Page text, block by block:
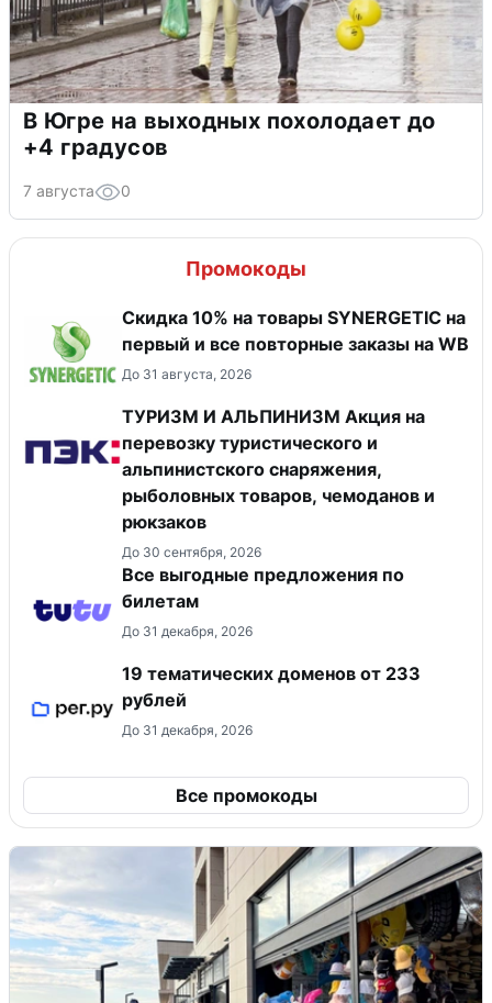
В Югре на выходных похолодает до
+4 градусов
7 августа 0
Промокоды
Скидка 10% на товары SYNERGETIC на
первый и все повторные заказы на WB
До 31 августа, 2026
ТУРИЗМ И АЛЬПИНИЗМ Акция на
перевозку туристического и
альпинистского снаряжения,
рыболовных товаров, чемоданов и
рюкзаков
До 30 сентября, 2026
Все выгодные предложения по
билетам
До 31 декабря, 2026
19 тематических доменов от 233
рублей
До 31 декабря, 2026
Все промокоды